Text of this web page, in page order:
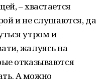
– хвастается
и не слушаются, да
утром и
жалуясь на
отказываются
А можно